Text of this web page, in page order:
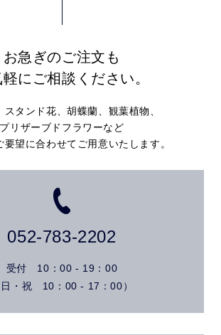
お急ぎのご注文も
にご相談ください。
スタンド花、胡蝶蘭、観葉植物、
プリザーブドフラワーなど
要望に合わせてご用意いたします。
052-783-2202
受付 10：00 - 19：00
日・祝 10：00 - 17：00）